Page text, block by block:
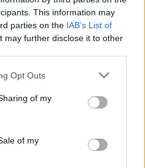
This information may
parties on the IAB’s List of
may further disclose it to other
Opt Outs
of my
of my
00:01:29
D. Trumpo grasinimams: tai
00:00:35
ilgų diskusijų JAV
finansavimo įstatymą
rinkimų J. Bideno